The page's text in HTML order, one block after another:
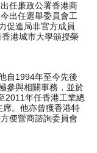
任廉政公署香港商
出任選舉委員會工
促進局非官方成員
港城市大學頒授榮
自1994年至今先後
參與相關事務，並於
2011年任香港工業總
。他亦曾獲香港特
便營商諮詢委員會